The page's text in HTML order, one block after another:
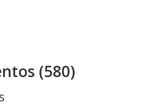
(580)